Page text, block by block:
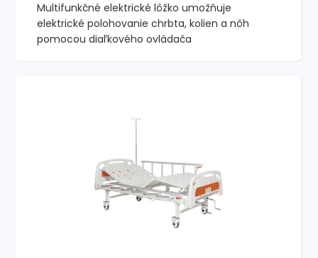
Multifunkčné elektrické lôžko umožňuje
elektrické polohovanie chrbta, kolien a nôh
pomocou diaľkového ovládača